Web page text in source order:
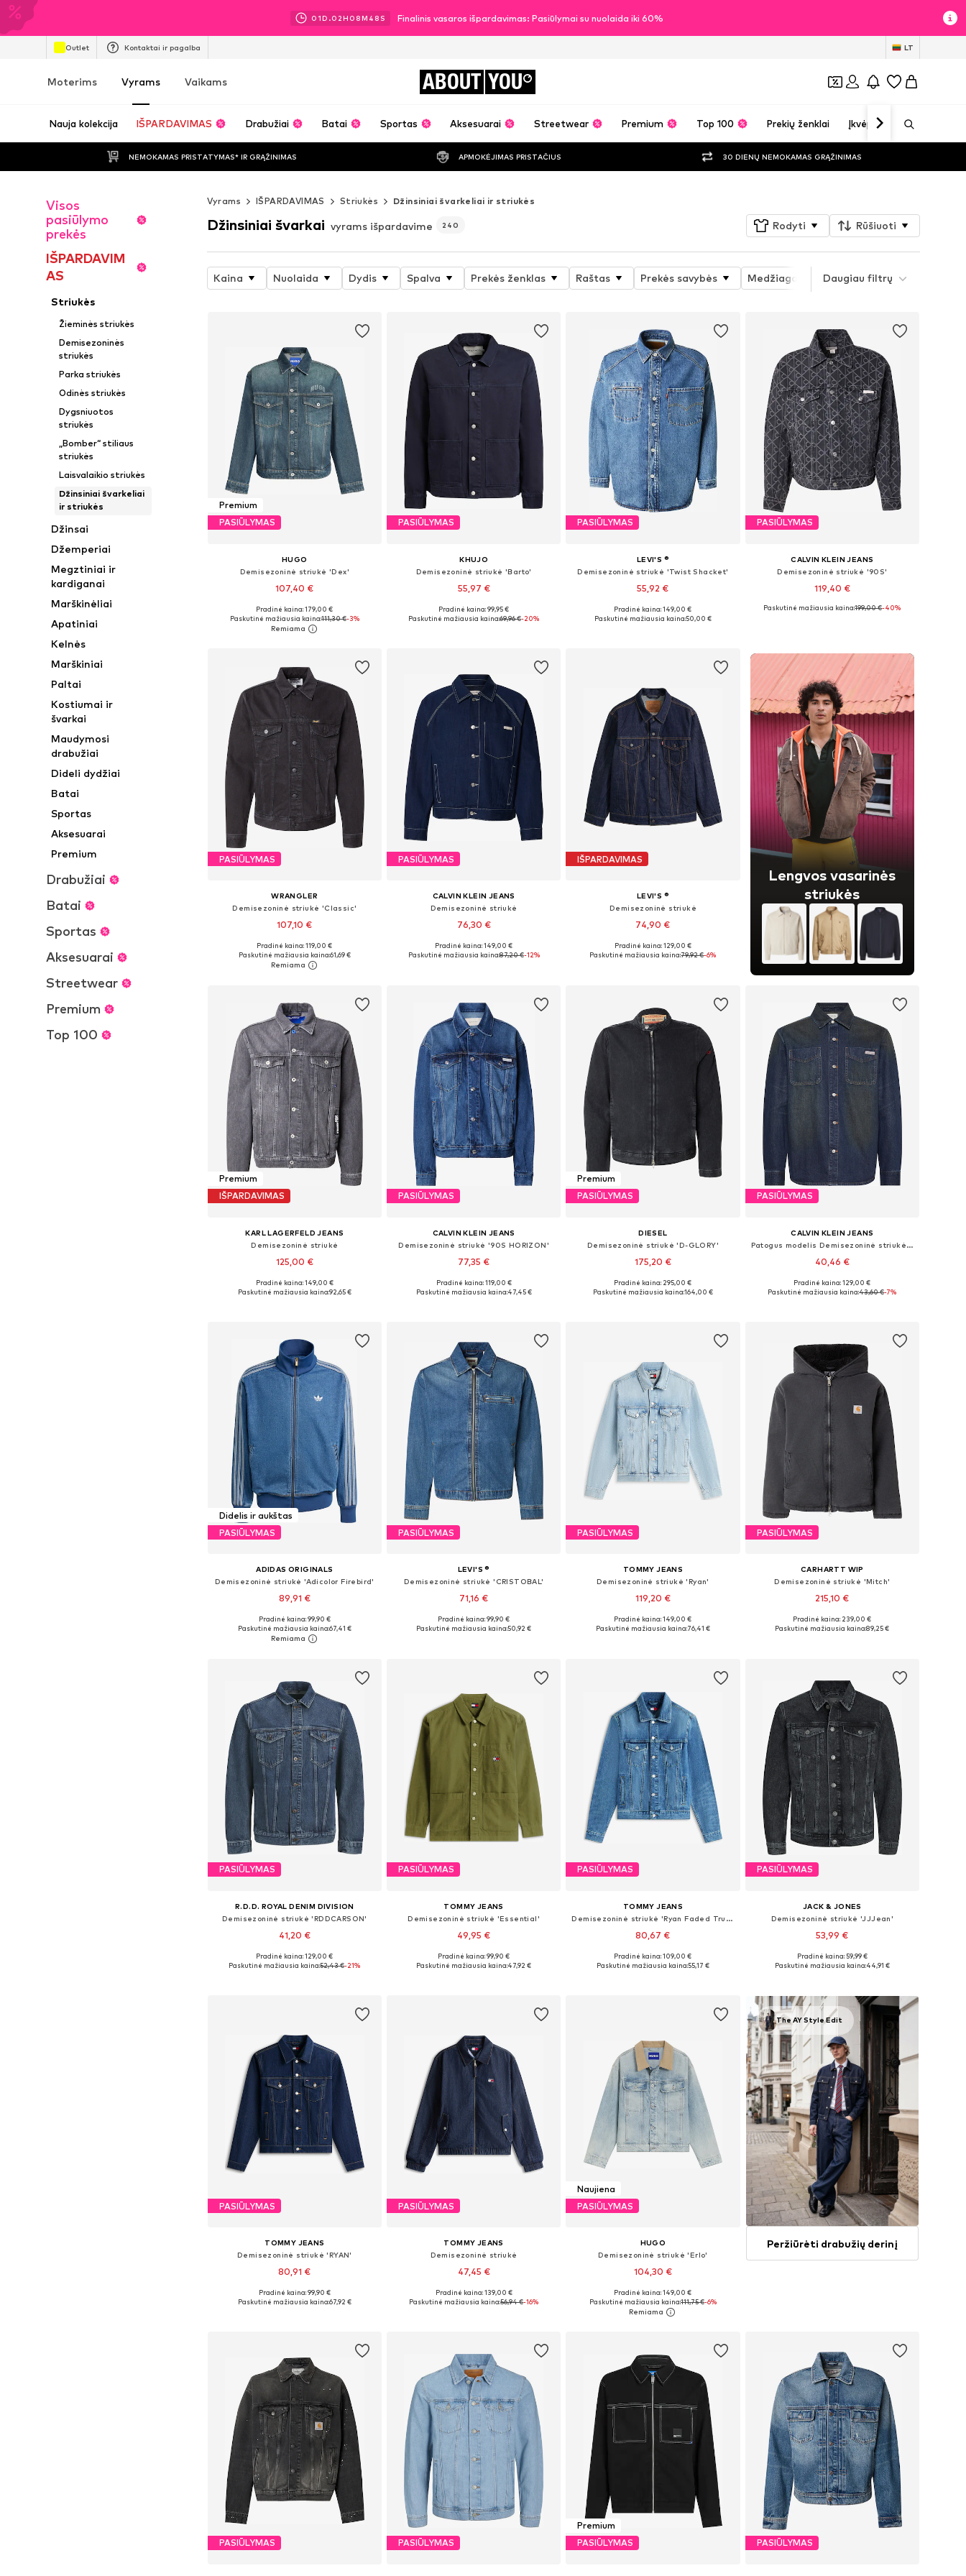
01D.02H 08M 44 S Finalinis vasaros išpardavimas: Pasiūlymai su nuolaida iki 60%
Outlet Kontaktai ir pagalba LT
Moterims Vyrams Vaikams ABOUT YOU
Nauja kolekcija IŠPARDAVIMAS Drabužiai Batai Sportas Aksesuarai Streetwear Premium Top 100 Prekių ženklai Įkvėpimas
NEMOKAMAS PRISTATYMAS* IR GRĄŽINIMAS APMOKĖJIMAS PRISTAČIUS 30 DIENŲ NEMOKAMAS GRĄŽINIMAS
Visos
pasiūlymo
prekės
IŠPARDAVIM
AS
Striukės
Žieminės striukės
Demisezoninės
striukės
Parka striukės
Odinės striukės
Dygsniuotos
striukės
„Bomber“ stiliaus
striukės
Laisvalaikio striukės
Džinsiniai švarkeliai
ir striukės
Džinsai
Džemperiai
Megztiniai ir
kardiganai
Marškinėliai
Apatiniai
Kelnės
Marškiniai
Paltai
Kostiumai ir
švarkai
Maudymosi
drabužiai
Dideli dydžiai
Batai
Sportas
Aksesuarai
Premium
Drabužiai
Batai
Sportas
Aksesuarai
Streetwear
Premium
Top 100
Vyrams IŠPARDAVIMAS Striukės Džinsiniai švarkeliai ir striukės
Džinsiniai švarkai vyrams išpardavime 240 Rodyti Rūšiuoti
Kaina Nuolaida Dydis Spalva Prekės ženklas Raštas Prekės savybės Medžiaga Striukės tipas
Daugiau filtrų
Premium
PASIŪLYMAS
HUGO
Demisezoninė striukė 'Dex'
107,40 €
Galimi dydžiai: S, M, L, XL, XXL
Į krepšelį
Pradinė kaina: 179,00 €
Paskutinė mažiausia kaina:111,30 €-3%
PASIŪLYMAS
KHUJO
Demisezoninė striukė 'Barto'
55,97 €
Galimi dydžiai: S, M, L, XL, XXL
Pradinė kaina: 99,95 €
Paskutinė mažiausia kaina:69,96 €-20%
PASIŪLYMAS
LEVI'S ®
Demisezoninė striukė 'Twist Shacket'
55,92 €
Galimi dydžiai: S, M, L
Pradinė kaina: 149,00 €
Paskutinė mažiausia kaina:50,00 €
PASIŪLYMAS
CALVIN KLEIN JEANS
Demisezoninė striukė '90S'
119,40 €
Galimi dydžiai: XS, S, M, L, XL, XXL
Paskutinė mažiausia kaina:199,00 €-40%
PASIŪLYMAS
WRANGLER
Demisezoninė striukė 'Classic'
107,10 €
Galimi dydžiai: S, M, L, XL
Į krepšelį
Pradinė kaina: 119,00 €
Paskutinė mažiausia kaina:61,69 €
PASIŪLYMAS
CALVIN KLEIN JEANS
Demisezoninė striukė
76,30 €
Galimi dydžiai: S, M, L, XL, XXL
Pradinė kaina: 149,00 €
Paskutinė mažiausia kaina:87,20 €-12%
IŠPARDAVIMAS
LEVI'S ®
Demisezoninė striukė
74,90 €
+3
Galimi dydžiai: S, M, L, XL
Pradinė kaina: 129,00 €
Paskutinė mažiausia kaina:79,92 €-6%
Lengvos vasarinės
striukės
Premium
IŠPARDAVIMAS
KARL LAGERFELD JEANS
Demisezoninė striukė
125,00 €
Galimi dydžiai: S, M, L, XL
Pradinė kaina: 149,00 €
Paskutinė mažiausia kaina:92,65 €
PASIŪLYMAS
CALVIN KLEIN JEANS
Demisezoninė striukė '90S HORIZON'
77,35 €
Galimi dydžiai: M, L, XL
Pradinė kaina: 119,00 €
Paskutinė mažiausia kaina:47,45 €
Premium
PASIŪLYMAS
DIESEL
Demisezoninė striukė 'D-GLORY'
175,20 €
Galimi dydžiai: S, M, L, XL, XXL
Pradinė kaina: 295,00 €
Paskutinė mažiausia kaina:164,00 €
PASIŪLYMAS
CALVIN KLEIN JEANS
Patogus modelis Demisezoninė striukė '90S'
40,46 €
Galimi dydžiai: S, M, L, XL
Pradinė kaina: 129,00 €
Paskutinė mažiausia kaina:43,60 €-7%
Didelis ir aukštas
PASIŪLYMAS
ADIDAS ORIGINALS
Demisezoninė striukė 'Adicolor Firebird'
89,91 €
Į krepšelį
Pradinė kaina: 99,90 €
Paskutinė mažiausia kaina:67,41 €
PASIŪLYMAS
LEVI'S ®
Demisezoninė striukė 'CRISTOBAL'
71,16 €
Galimi dydžiai: S, M, L, XL
Pradinė kaina: 99,90 €
Paskutinė mažiausia kaina:50,92 €
PASIŪLYMAS
TOMMY JEANS
Demisezoninė striukė 'Ryan'
119,20 €
Galimi dydžiai: S, M, L, XL
Pradinė kaina: 149,00 €
Paskutinė mažiausia kaina:76,41 €
PASIŪLYMAS
CARHARTT WIP
Demisezoninė striukė 'Mitch'
215,10 €
Galimi dydžiai: M, L, XL
Pradinė kaina: 239,00 €
Paskutinė mažiausia kaina:89,25 €
PASIŪLYMAS
R.D.D. ROYAL DENIM DIVISION
Demisezoninė striukė 'RDDCARSON'
41,20 €
Galimi dydžiai: S, M, L, XL
Pradinė kaina: 129,00 €
Paskutinė mažiausia kaina:52,43 €-21%
PASIŪLYMAS
TOMMY JEANS
Demisezoninė striukė 'Essential'
49,95 €
Galimi dydžiai: XS, S, M, L, XL, XXL
Pradinė kaina: 99,90 €
Paskutinė mažiausia kaina:47,92 €
PASIŪLYMAS
TOMMY JEANS
Demisezoninė striukė 'Ryan Faded Trucker'
80,67 €
Galimi dydžiai: XS, S, M, L, XL, XXL
Pradinė kaina: 109,00 €
Paskutinė mažiausia kaina:55,17 €
PASIŪLYMAS
JACK & JONES
Demisezoninė striukė 'JJJean'
53,99 €
Galimi dydžiai: XS, S, M, L, XL, XXL
Pradinė kaina: 59,99 €
Paskutinė mažiausia kaina:44,91 €
PASIŪLYMAS
TOMMY JEANS
Demisezoninė striukė 'RYAN'
80,91 €
Yra daugybė dydžių
Pradinė kaina: 99,90 €
Paskutinė mažiausia kaina:67,92 €
PASIŪLYMAS
TOMMY JEANS
Demisezoninė striukė
47,45 €
Galimi dydžiai: XS, S, M, L, XL, XXL
Pradinė kaina: 139,00 €
Paskutinė mažiausia kaina:56,94 €-16%
Naujiena
PASIŪLYMAS
HUGO
Demisezoninė striukė 'Erlo'
104,30 €
Galimi dydžiai: S, M, L, XL, XXL
Į krepšelį
Pradinė kaina: 149,00 €
Paskutinė mažiausia kaina:111,75 €-6%
The AY Style Edit
Peržiūrėti drabužių derinį
PASIŪLYMAS PASIŪLYMAS
Premium
PASIŪLYMAS
PASIŪLYMAS